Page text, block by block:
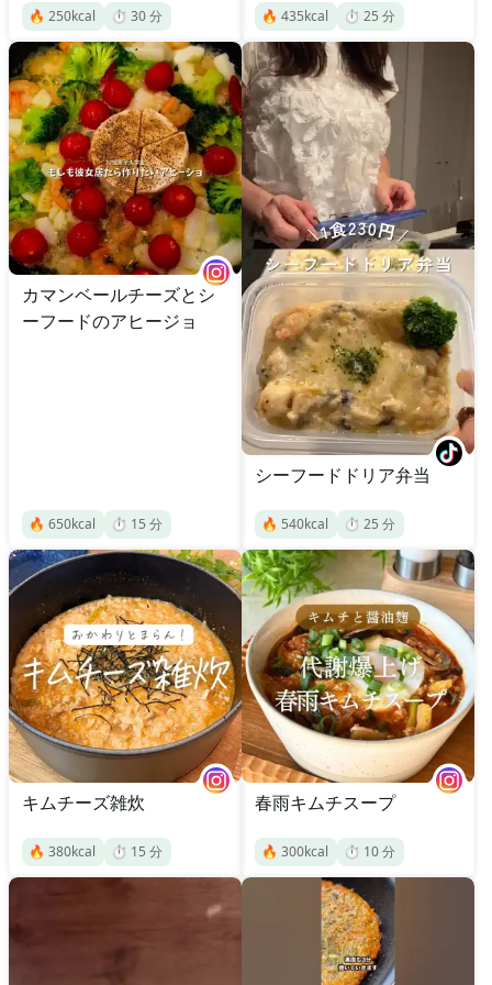
🔥 250kcal ⏱️ 30分 🔥 435kcal ⏱️ 25 分
カマンベールチーズとシ
ーフードのアヒージョ
🔥 650kcal ⏱️ 15 分
シーフードドリア弁当
🔥 540kcal ⏱️ 25 分
キムチーズ雑炊
🔥 380kcal ⏱️ 15 分
春雨キムチスープ
🔥 300kcal ⏱️ 10分